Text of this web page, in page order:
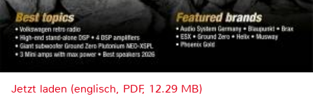
Jetzt laden (englisch, PDF, 12.29 MB)